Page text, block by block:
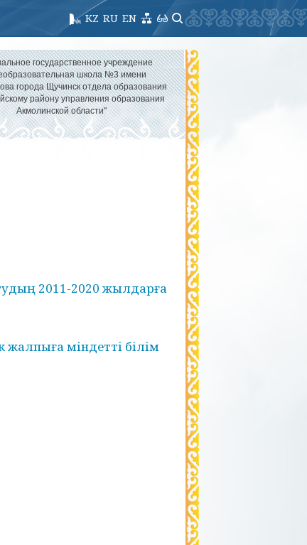
EN
RU
KZ
государственное учреждение
школа №3 имени
города Щучинск отдела образования
району управления образования
Акмолинской области"
2011-2020 жылдарға
жалпыға міндетті білім